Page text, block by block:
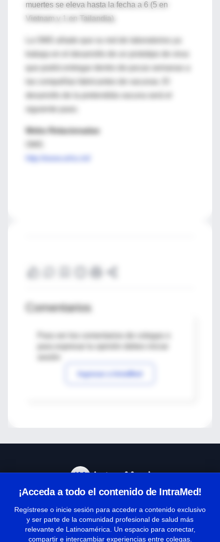
muertes se eleva hasta la fecha a 6 (5 en
Vietnam y 1 en Tailandia).
trabaja en el desarrollo de un prototipo de virus
que podrá entregar dentro de pocas semanas a
siguiente paso.
Webs Relacionadas
Comentarios
Para ver los comentarios de colegas o
Ingresar a IntraMed
¡Acceda a todo el contenido de IntraMed!
Regístrese o inicie sesión para acceder a contenido exclusivo
y ser parte de la comunidad profesional de salud más
relevante de Latinoamérica. Un espacio para conectar,
compartir e intercambiar experiencias entre colegas.
Términos y condiciones